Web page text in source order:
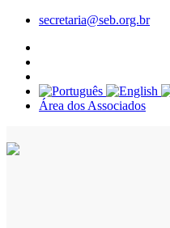
secretaria@seb.org.br
Área dos Associados